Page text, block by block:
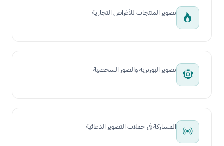
تصوير المنتجات للأغراض التجارية
تصوير البورتريه والصور الشخصية
المشاركة في حملات التصوير الدعائية